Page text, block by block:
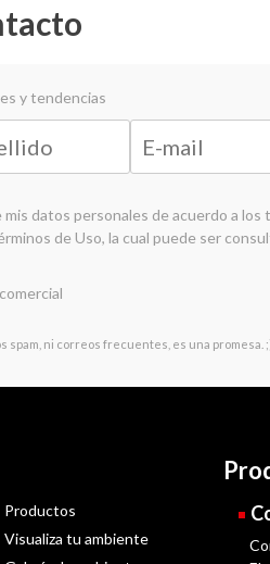
y tendencias
datos personales de acuerdo a los
de Uso, la cual puede ser
spam, ni correos frecuentes, es una promesa.
Productos
Visualiza tu ambiente